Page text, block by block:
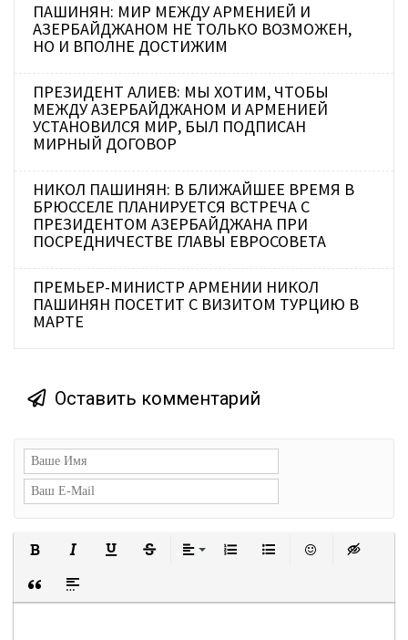
ПАШИНЯН: МИР МЕЖДУ АРМЕНИЕЙ И
АЗЕРБАЙДЖАНОМ НЕ ТОЛЬКО ВОЗМОЖЕН,
НО И ВПОЛНЕ ДОСТИЖИМ
ПРЕЗИДЕНТ АЛИЕВ: МЫ ХОТИМ, ЧТОБЫ
МЕЖДУ АЗЕРБАЙДЖАНОМ И АРМЕНИЕЙ
УСТАНОВИЛСЯ МИР, БЫЛ ПОДПИСАН
МИРНЫЙ ДОГОВОР
НИКОЛ ПАШИНЯН: В БЛИЖАЙШЕЕ ВРЕМЯ В
БРЮССЕЛЕ ПЛАНИРУЕТСЯ ВСТРЕЧА С
ПРЕЗИДЕНТОМ АЗЕРБАЙДЖАНА ПРИ
ПОСРЕДНИЧЕСТВЕ ГЛАВЫ ЕВРОСОВЕТА
ПРЕМЬЕР-МИНИСТР АРМЕНИИ НИКОЛ
ПАШИНЯН ПОСЕТИТ С ВИЗИТОМ ТУРЦИЮ В
МАРТЕ
Оставить комментарий
Вставка цитаты
Вставка спойлера